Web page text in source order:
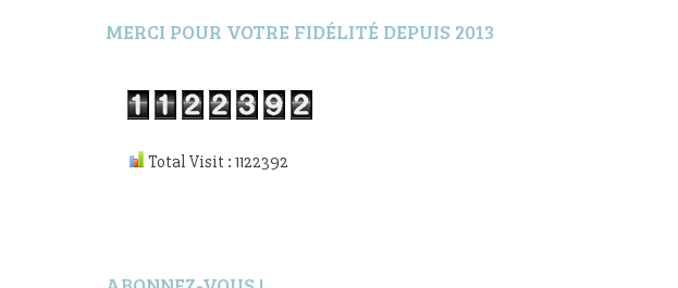
MERCI POUR VOTRE FIDÉLITÉ DEPUIS 2013
Total Visit : 1122392